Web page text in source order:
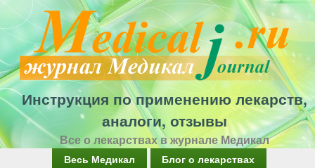
Перейти
к
основному
содержанию
Инструкция по применению лекарств,
аналоги, отзывы
Все о лекарствах в журнале Медикал
Весь Медикал
Блог о лекарствах